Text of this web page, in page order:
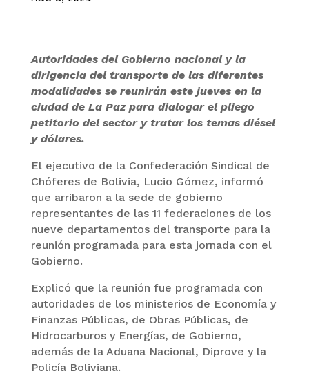
Autoridades del Gobierno nacional y la
dirigencia del transporte de las diferentes
modalidades se reunirán este jueves en la
ciudad de La Paz para dialogar el pliego
petitorio del sector y tratar los temas diésel
y dólares.
El ejecutivo de la Confederación Sindical de
Chóferes de Bolivia, Lucio Gómez, informó
que arribaron a la sede de gobierno
representantes de las 11 federaciones de los
nueve departamentos del transporte para la
reunión programada para esta jornada con el
Gobierno.
Explicó que la reunión fue programada con
autoridades de los ministerios de Economía y
Finanzas Públicas, de Obras Públicas, de
Hidrocarburos y Energías, de Gobierno,
además de la Aduana Nacional, Diprove y la
Policía Boliviana.